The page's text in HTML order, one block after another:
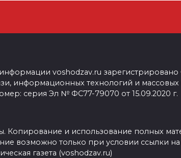
voshodzav.ru
информационных технологий и
серия Эл № ФС77-79070 от 15.09.2020 г.
Копирование и использование полных
возможно только при условии ссылки
газета (voshodzav.ru)